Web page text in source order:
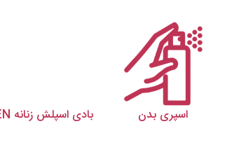
اسپری بدن بادی اسپلش زنانه BADY SPLASHES FOR WOMEN